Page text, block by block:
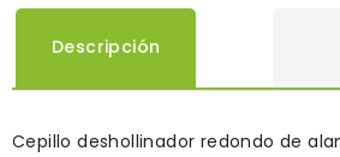
Descripción
Cepillo deshollinador redondo de